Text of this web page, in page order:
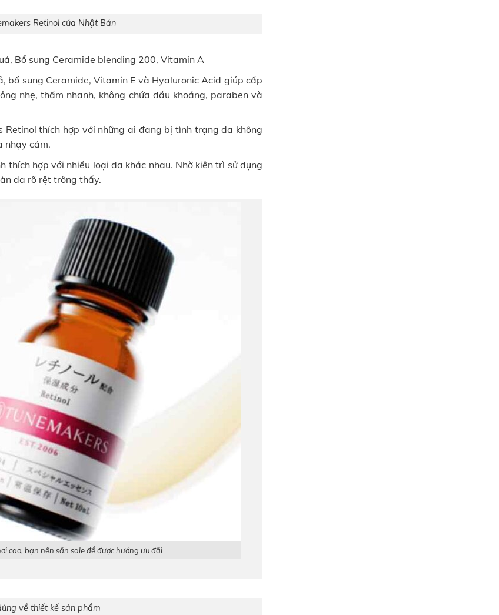
Retinol của Nhật Bản
Bổ sung Ceramide blending 200, Vitamin A
bổ sung Ceramide, Vitamin E và Hyaluronic Acid giúp cấp
nhẹ, thấm nhanh, không chứa dầu khoáng, paraben và
thích hợp với những ai đang bị tình trạng da không
nhạy cảm.
thích hợp với nhiều loại da khác nhau. Nhờ kiên trì sử dụng
da rõ rệt trông thấy.
cao, bạn nên săn sale để được hưởng ưu đãi
về thiết kế sản phẩm